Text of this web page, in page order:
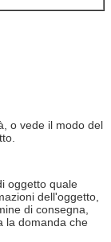
o vede il modo del
oggetto quale
dell'oggetto,
di consegna,
la domanda che